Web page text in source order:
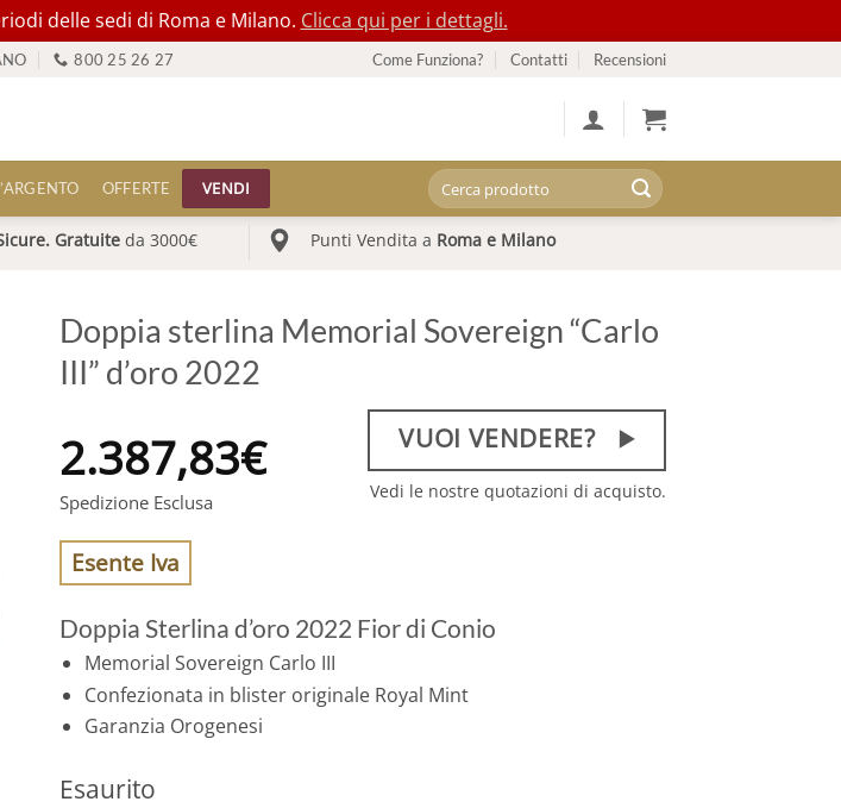
delle sedi di Roma e Milano. Clicca qui per i dettagli.
800 25 26 27 Come Funziona? Contatti Recensioni
OFFERTE VENDI Cerca:
Gratuite da 3000€ Punti Vendita a Roma e Milano
Doppia sterlina Memorial Sovereign “Carlo
III” d’oro 2022
2.387,83€
Spedizione Esclusa
VUOI VENDERE?
Vedi le nostre quotazioni di acquisto.
Esente Iva
Doppia Sterlina d’oro 2022 Fior di Conio
Memorial Sovereign Carlo III
Confezionata in blister originale Royal Mint
Garanzia Orogenesi
Esaurito